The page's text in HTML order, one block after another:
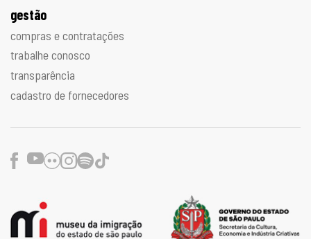
gestão
compras e contratações
trabalhe conosco
transparência
cadastro de fornecedores
Facebook
Youtube
FlickrInstagram
Spotify
TikTok